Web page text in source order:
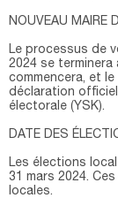
NOUVEAU MAIRE
Le processus de
2024 se terminera
commencera, et le
déclaration
électorale (YSK).
DATE DES
Les élections
31 mars 2024.
locales.